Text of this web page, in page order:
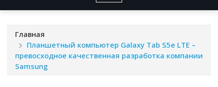
Главная
Планшетный компьютер Galaxy Tab S5e LTE –
превосходное качественная разработка компании
Samsung